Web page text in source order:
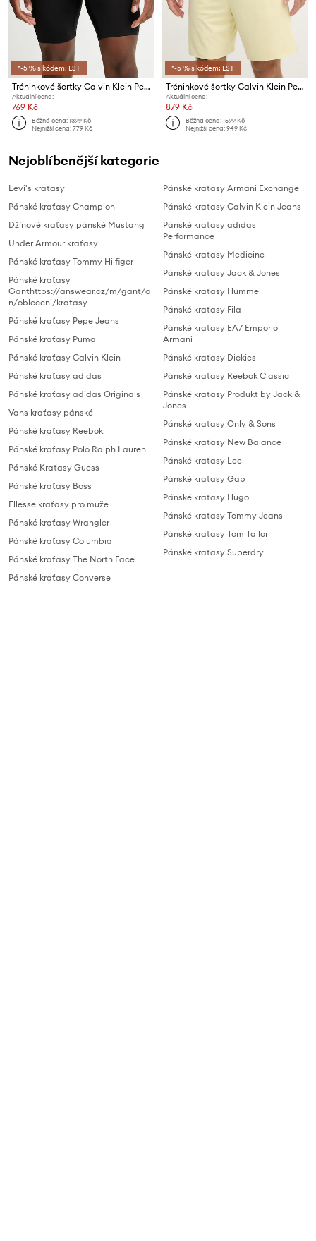
*-5 % s kódem: LST
Tréninkové šortky Calvin Klein Performance
Aktuální cena:
769 Kč
Běžná cena:1399 Kč
Nejnižší cena:779 Kč
*-5 % s kódem: LST
Tréninkové šortky Calvin Klein Performance
Aktuální cena:
879 Kč
Běžná cena:1599 Kč
Nejnižší cena:949 Kč
Nejoblíbenější kategorie
Levi's kraťasy
Pánské kraťasy Champion
Džínové kraťasy pánské Mustang
Under Armour kraťasy
Pánské kraťasy Tommy Hilfiger
Pánské kraťasy
Ganthttps://answear.cz/m/gant/o
n/obleceni/kratasy
Pánské kraťasy Pepe Jeans
Pánské kraťasy Puma
Pánské kraťasy Calvin Klein
Pánské kraťasy adidas
Pánské kraťasy adidas Originals
Vans kraťasy pánské
Pánské kraťasy Reebok
Pánské kraťasy Polo Ralph Lauren
Pánské Kraťasy Guess
Pánské kraťasy Boss
Ellesse kraťasy pro muže
Pánské kraťasy Wrangler
Pánské kraťasy Columbia
Pánské kraťasy The North Face
Pánské kraťasy Converse
Pánské kraťasy Armani Exchange
Pánské kraťasy Calvin Klein Jeans
Pánské kraťasy adidas
Performance
Pánské kraťasy Medicine
Pánské kraťasy Jack & Jones
Pánské kraťasy Hummel
Pánské kraťasy Fila
Pánské kraťasy EA7 Emporio
Armani
Pánské kraťasy Dickies
Pánské kraťasy Reebok Classic
Pánské kraťasy Produkt by Jack &
Jones
Pánské kraťasy Only & Sons
Pánské kraťasy New Balance
Pánské kraťasy Lee
Pánské kraťasy Gap
Pánské kraťasy Hugo
Pánské kraťasy Tommy Jeans
Pánské kraťasy Tom Tailor
Pánské kraťasy Superdry